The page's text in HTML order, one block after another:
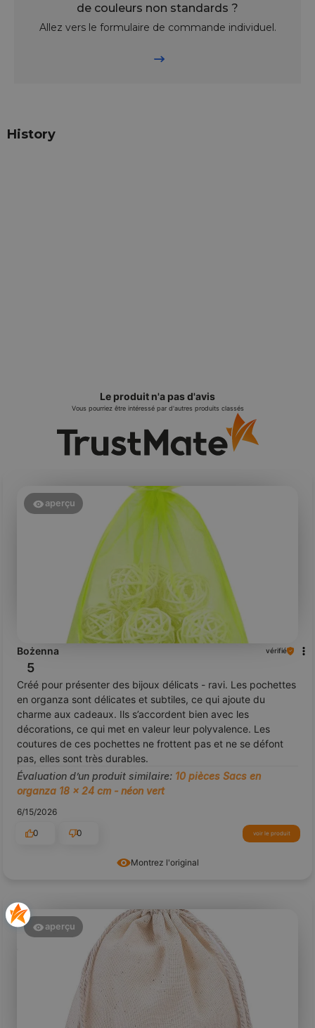
de couleurs non standards ?
Allez vers le formulaire de commande individuel.
History
Le produit n'a pas d'avis
Vous pourriez être intéressé par d'autres produits classés
Montrez l'original
aperçu
Bożenna vérifié
5
Créé pour présenter des bijoux délicats - ravi. Les pochettes
en organza sont délicates et subtiles, ce qui ajoute du
charme aux cadeaux. Ils s’accordent bien avec les
décorations, ce qui met en valeur leur polyvalence. Les
coutures de ces pochettes ne frottent pas et ne se défont
pas, elles sont très durables.
Évaluation d’un produit similaire: 10 pièces Sacs en
organza 18 x 24 cm - néon vert
6/15/2026
0
0 voir le produit
aperçu